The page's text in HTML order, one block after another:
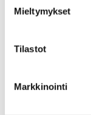
Mieltymykset
Tilastot
Markkinointi
1636-
riutuu